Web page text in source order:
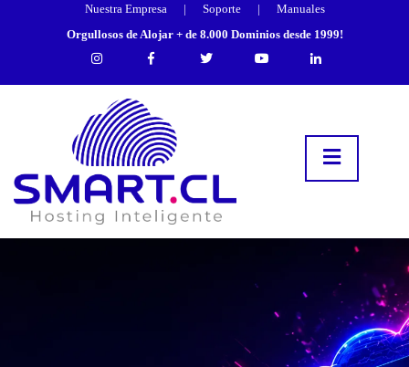
Nuestra Empresa | Soporte |
Manuales
Orgullosos de Alojar + de 8.000 Dominios desde 1999!